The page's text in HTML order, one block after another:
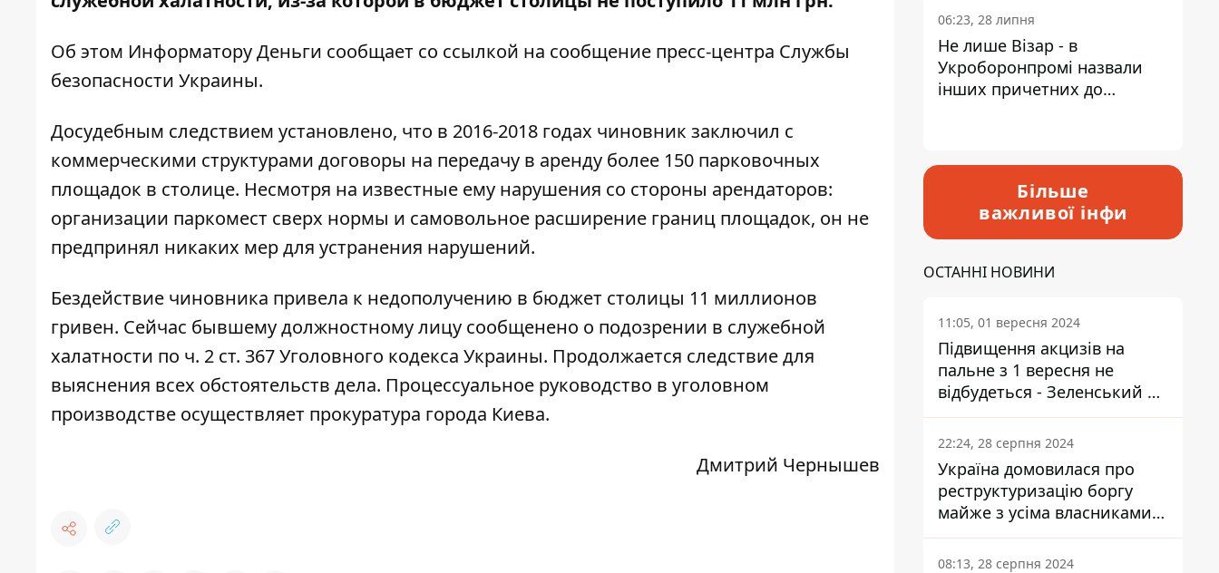
Об этом Информатору Деньги сообщает со ссылкой на сообщение пресс-центра Службы
безопасности Украины.
Досудебным следствием установлено, что в 2016-2018 годах чиновник заключил с
коммерческими структурами договоры на передачу в аренду более 150 парковочных
площадок в столице. Несмотря на известные ему нарушения со стороны арендаторов:
организации паркомест сверх нормы и самовольное расширение границ площадок, он не
предпринял никаких мер для устранения нарушений.
Бездействие чиновника привела к недополучению в бюджет столицы 11 миллионов
гривен. Сейчас бывшему должностному лицу сообщенено о подозрении в служебной
халатности по ч. 2 ст. 367 Уголовного кодекса Украины. Продолжается следствие для
выяснения всех обстоятельств дела. Процессуальное руководство в уголовном
производстве осуществляет прокуратура города Киева.
Дмитрий Чернышев
06:23, 28 липня
Не лише Візар - в
Укроборонпромі назвали
інших причетних до
Більше
важливої інфи
ОСТАННІ НОВИНИ
11:05, 01 вересня 2024
Підвищення акцизів на
пальне з 1 вересня не
відбудеться - Зеленський не
підписав закон
22:24, 28 серпня 2024
Україна домовилася про
реструктуризацію боргу
майже з усіма власниками
єврооблігацій: що це
означає для країни
08:13, 28 серпня 2024